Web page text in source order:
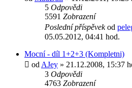
5 Odpovědi
5591 Zobrazení
Poslední příspěvekod
05.05.2012, 04:41 hod.
Mocní - díl 1+2+3 (Kompletni)
od AJey » 21.12.2008, 15:37
3 Odpovědi
4763 Zobrazení